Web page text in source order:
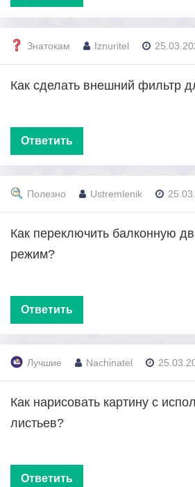
Знатокам Iznuritel
Как сделать внешний фильтр
Ответить
Полезно Ustremlenik
Как переключить балконную
режим?
Ответить
Лучшие Nachinatel
Как нарисовать картину с
листьев?
Ответить